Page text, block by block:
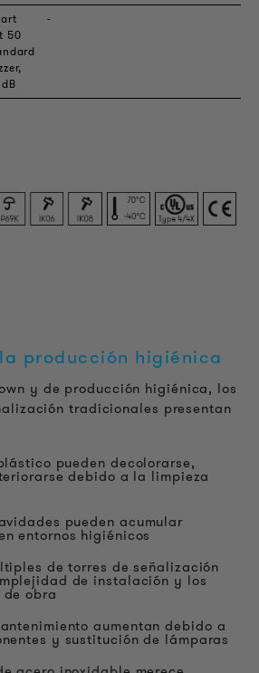
50
-
producción higiénica
y de producción higiénica, los
tradicionales presentan
pueden decolorarse,
debido a la limpieza
pueden acumular
entornos higiénicos
de torres de señalización
de instalación y los
obra
aumentan debido a
y sustitución de lámparas